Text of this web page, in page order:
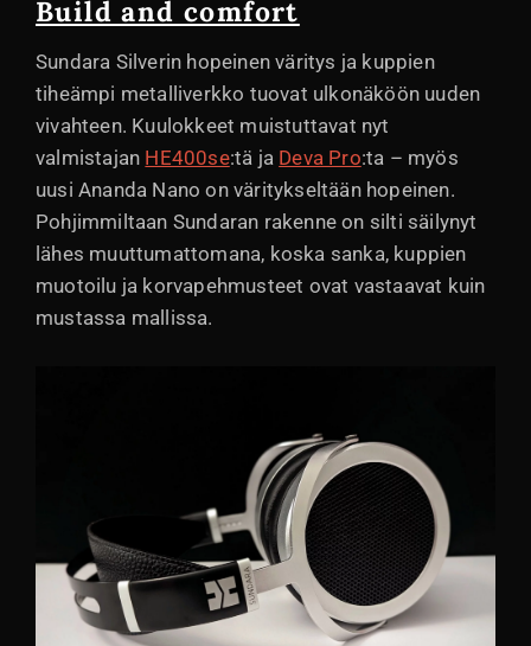
Build and comfort
Sundara Silverin hopeinen väritys ja kuppien
tiheämpi metalliverkko tuovat ulkonäköön uuden
vivahteen. Kuulokkeet muistuttavat nyt
valmistajan HE400se:tä ja Deva Pro:ta – myös
uusi Ananda Nano on väritykseltään hopeinen.
Pohjimmiltaan Sundaran rakenne on silti säilynyt
lähes muuttumattomana, koska sanka, kuppien
muotoilu ja korvapehmusteet ovat vastaavat kuin
mustassa mallissa.